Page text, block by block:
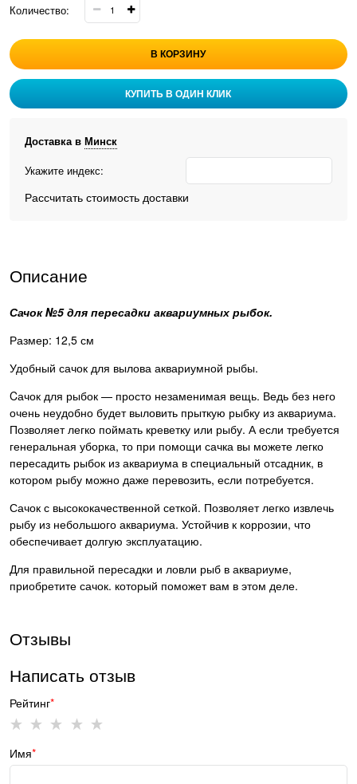
Количество:
В КОРЗИНУ
КУПИТЬ В ОДИН КЛИК
Доставка в Минск
Укажите индекс:
Рассчитать стоимость доставки
Описание
Сачок №5 для пересадки аквариумных рыбок.
Размер: 12,5 см
Удобный сачок для вылова аквариумной рыбы.
Cачок для рыбок — просто незаменимая вещь. Ведь без него
очень неудобно будет выловить прыткую рыбку из аквариума.
Позволяет легко поймать креветку или рыбу. А если требуется
генеральная уборка, то при помощи сачка вы можете легко
пересадить рыбок из аквариума в специальный отсадник, в
котором рыбу можно даже перевозить, если потребуется.
Сачок с высококачественной сеткой. Позволяет легко извлечь
рыбу из небольшого аквариума. Устойчив к коррозии, что
обеспечивает долгую эксплуатацию.
Для правильной пересадки и ловли рыб в аквариуме,
приобретите сачок. который поможет вам в этом деле.
Отзывы
Написать отзыв
Рейтинг
Имя